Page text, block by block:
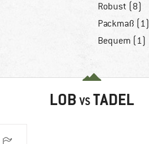
Robust (8)
Packmaß (1)
Bequem (1)
LOB VS TADEL